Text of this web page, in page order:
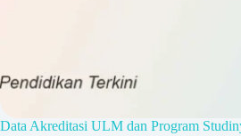
Data Akreditasi ULM dan Program